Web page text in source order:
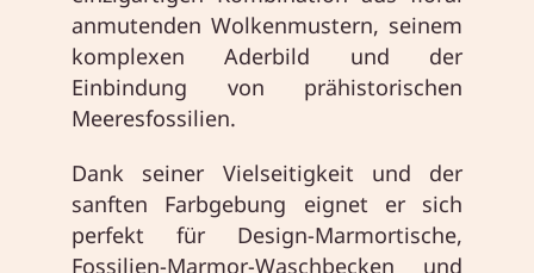
anmutenden Wolkenmustern, seinem
komplexen Aderbild und der
Einbindung von prähistorischen
Meeresfossilien.
Dank seiner Vielseitigkeit und der
sanften Farbgebung eignet er sich
perfekt für Design-Marmortische,
Fossilien-Marmor-Waschbecken und